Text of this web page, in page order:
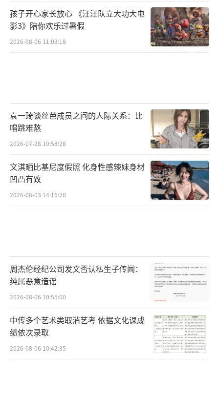
孩子开心家长放心 《汪汪队立大功大电
影3》陪你欢乐过暑假
2026-08-06 11:03:18
袁一琦谈丝芭成员之间的人际关系：比
唱跳难熬
2026-07-28 10:58:28
文淇晒比基尼度假照 化身性感辣妹身材
凹凸有致
2026-08-03 14:16:20
周杰伦经纪公司发文否认私生子传闻：
纯属恶意造谣
2026-08-06 10:55:00
中传多个艺术类取消艺考 依据文化课成
绩依次录取
2026-08-06 10:42:35